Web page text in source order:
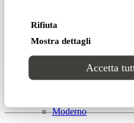
Rifiuta
Mostra dettagli
Accetta
CATALOGHI
Stili
Moderno
prodotto sostenibile e
Segui il nostro